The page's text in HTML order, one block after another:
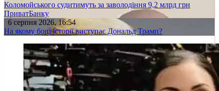
Коломойського судитимуть за заволодіння 9,2 млрд грн
ПриватБанку
6 серпня 2026, 16:54
На якому боці історії виступає Дональд Трамп?